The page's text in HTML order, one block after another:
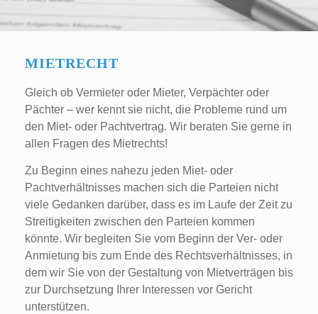
MIETRECHT
Gleich ob Vermieter oder Mieter, Verpächter oder
Pächter – wer kennt sie nicht, die Probleme rund um
den Miet- oder Pachtvertrag. Wir beraten Sie gerne in
allen Fragen des Mietrechts!
Zu Beginn eines nahezu jeden Miet- oder
Pachtverhältnisses machen sich die Parteien nicht
viele Gedanken darüber, dass es im Laufe der Zeit zu
Streitigkeiten zwischen den Parteien kommen
könnte. Wir begleiten Sie vom Beginn der Ver- oder
Anmietung bis zum Ende des Rechtsverhältnisses, in
dem wir Sie von der Gestaltung von Mietverträgen bis
zur Durchsetzung Ihrer Interessen vor Gericht
unterstützen.